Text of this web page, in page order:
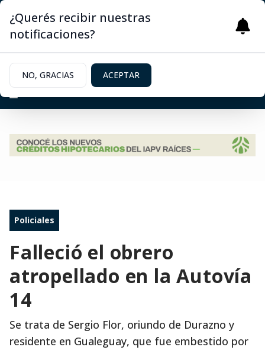
Policiales
Falleció el obrero
atropellado en la Autovía
14
Se trata de Sergio Flor, oriundo de Durazno y
residente en Gualeguay, que fue embestido por
¿Querés recibir nuestras
notificaciones?
NO, GRACIAS ACEPTAR